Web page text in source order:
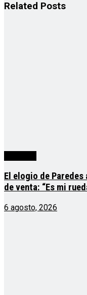
Related Posts
El elogio de
de venta: “Es mi
6 agosto, 2026